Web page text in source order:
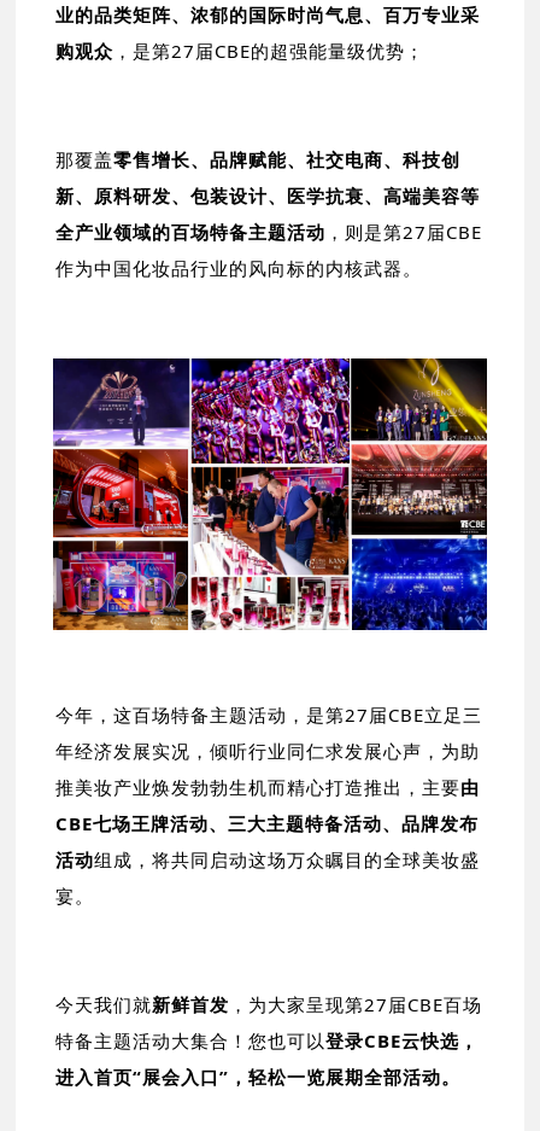
业的品类矩阵、浓郁的国际时尚气息、百万专业采
购观众 ，是第27届CBE的超强能量级优势；
那覆盖零售增长、品牌赋能、社交电商、科技创
新、原料研发、包装设计、医学抗衰、高端美容等
全产业领域的百场特备主题活动 ，则是第27届CBE
作为中国化妆品行业的风向标的内核武器。
今年，这百场特备主题活动，是第27届CBE立足三
年经济发展实况，倾听行业同仁求发展心声，为助
推美妆产业焕发勃勃生机而精心打造推出，主要由
CBE七场王牌活动、三大主题特备活动、品牌发布
活动组成，将共同启动这场万众瞩目的全球美妆盛
宴。
今天我们就新鲜首发 ，为大家呈现第27届CBE百场
特备主题活动大集合！您也可以登录CBE云快选，
进入首页“展会入口” ，轻松一览展期全部活动。